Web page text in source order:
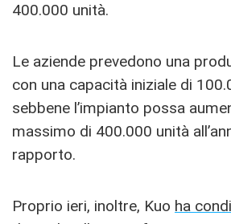
400.000 unità.
Le aziende prevedono una
con una capacità iniziale di
sebbene l’impianto possa
massimo di 400.000 unità
rapporto.
Proprio ieri, inoltre, Kuo ha